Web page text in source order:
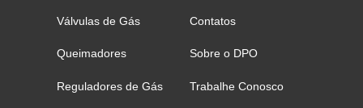
Válvulas de Gás
Queimadores
Reguladores de Gás
Contatos
Sobre o DPO
Trabalhe Conosco